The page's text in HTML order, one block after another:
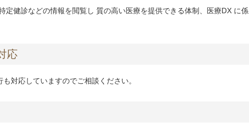
定健診などの情報を閲覧し 質の高い医療を提供できる体制、医療DX に係
応
対応していますのでご相談ください。